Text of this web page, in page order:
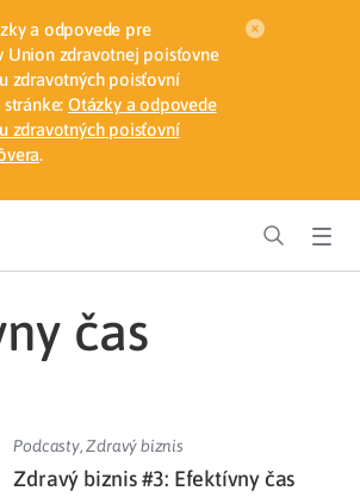
a odpovede pre
Union zdravotnej poisťovne
zdravotných poisťovní
Otázky a odpovede
zdravotných poisťovní
.
čas
Podcasty,Zdravý biznis
Zdravý biznis #3: Efektívny čas